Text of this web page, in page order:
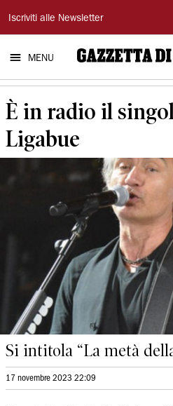
Gazzetta
di
Reggio
Iscriviti alle Newsletter
MENU
È in radio il
Ligabue
Si intitola “La metà
17 novembre 2023 22:09